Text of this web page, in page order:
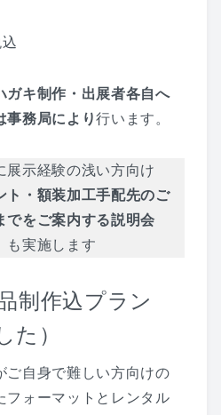
ガキ制作・出展者各自へ
事務局により行います。
展示経験の浅い方向け
ト・額装加工手配先のご
でをご案内する説明会
も実施します
制作込プラン
た）
ご自身で難しい方向けの
フォーマットとレンタル